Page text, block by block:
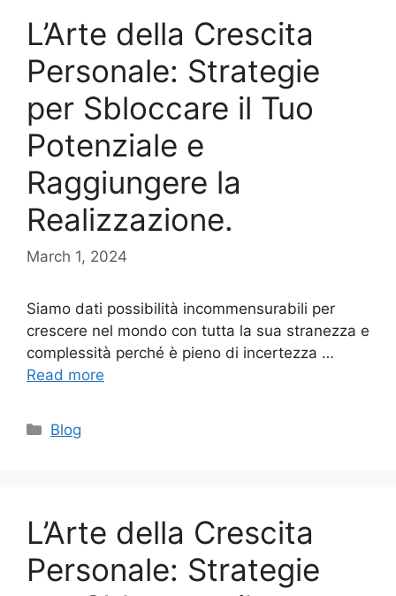
L’Arte della Crescita
Personale: Strategie
per Sbloccare il Tuo
Potenziale e
Raggiungere la
Realizzazione.
March 1, 2024
Siamo dati possibilità incommensurabili per
crescere nel mondo con tutta la sua stranezza e
complessità perché è pieno di incertezza …
Read more
Categories
Blog
L’Arte della Crescita
Personale: Strategie